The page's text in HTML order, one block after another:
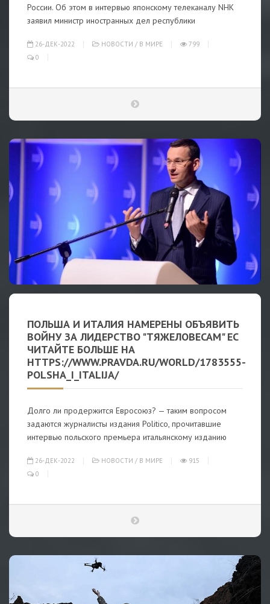
России. Об этом в интервью японскому телеканалу NHK
заявил министр иностранных дел республики
26-ДЕК-2022 НОВОСТИ / В МИРЕ
799
0
ПОЛЬША И ИТАЛИЯ НАМЕРЕНЫ ОБЪЯВИТЬ
ВОЙНУ ЗА ЛИДЕРСТВО "ТЯЖЕЛОВЕСАМ" ЕС
ЧИТАЙТЕ БОЛЬШЕ НА
HTTPS://WWW.PRAVDA.RU/WORLD/1783555-
POLSHA_I_ITALIJA/
Долго ли продержится Евросоюз? — таким вопросом
задаются журналисты издания Politico, прочитавшие
интервью польского премьера итальянскому изданию
26-ДЕК-2022 НОВОСТИ / В МИРЕ
915
0